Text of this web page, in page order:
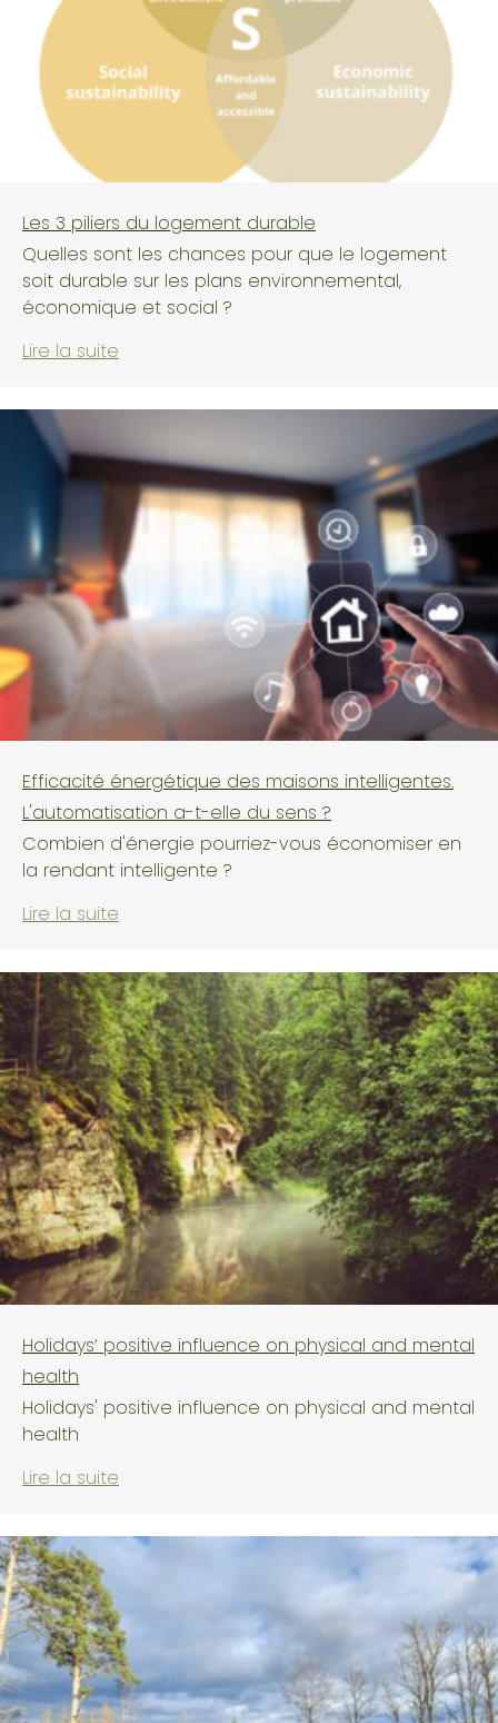
Les 3 piliers du logement durable
Quelles sont les chances pour que le logement
soit durable sur les plans environnemental,
économique et social ?
Lire la suite
Efficacité énergétique des maisons intelligentes.
L'automatisation a-t-elle du sens ?
Combien d'énergie pourriez-vous économiser en
la rendant intelligente ?
Lire la suite
Holidays’ positive influence on physical and mental
health
Holidays' positive influence on physical and mental
health
Lire la suite